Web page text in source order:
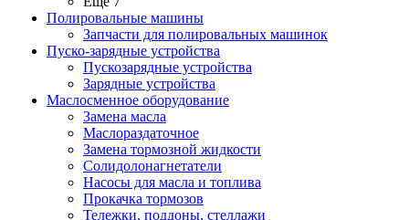
Полировальные машины
Запчасти для полировальных машинок
Пуско-зарядные устройства
Пускозарядные устройства
Зарядные устройства
Маслосменное оборудование
Замена масла
Маслораздаточное
Замена тормозной жидкости
Солидолонагнетатели
Насосы для масла и топлива
Прокачка тормозов
Тележки, поддоны, стеллажи